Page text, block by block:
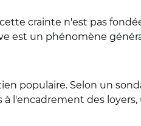
crainte n'est pas
est un phénomène
populaire. Selon un
à l'encadrement des